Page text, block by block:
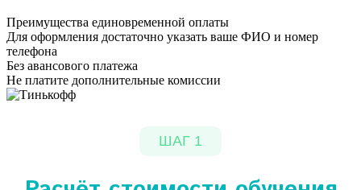
Преимущества единовременной оплаты
Для оформления достаточно указать ваше ФИО и номер
телефона
Без авансового платежа
Не платите дополнительные комиссии